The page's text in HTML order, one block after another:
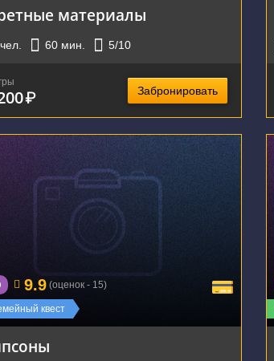
материалы
чел. 60 мин. 5/10
₽ Забронировать
Екатеринбург, ул. Чапаева д.23
квест
9.9 (оценок - 15)